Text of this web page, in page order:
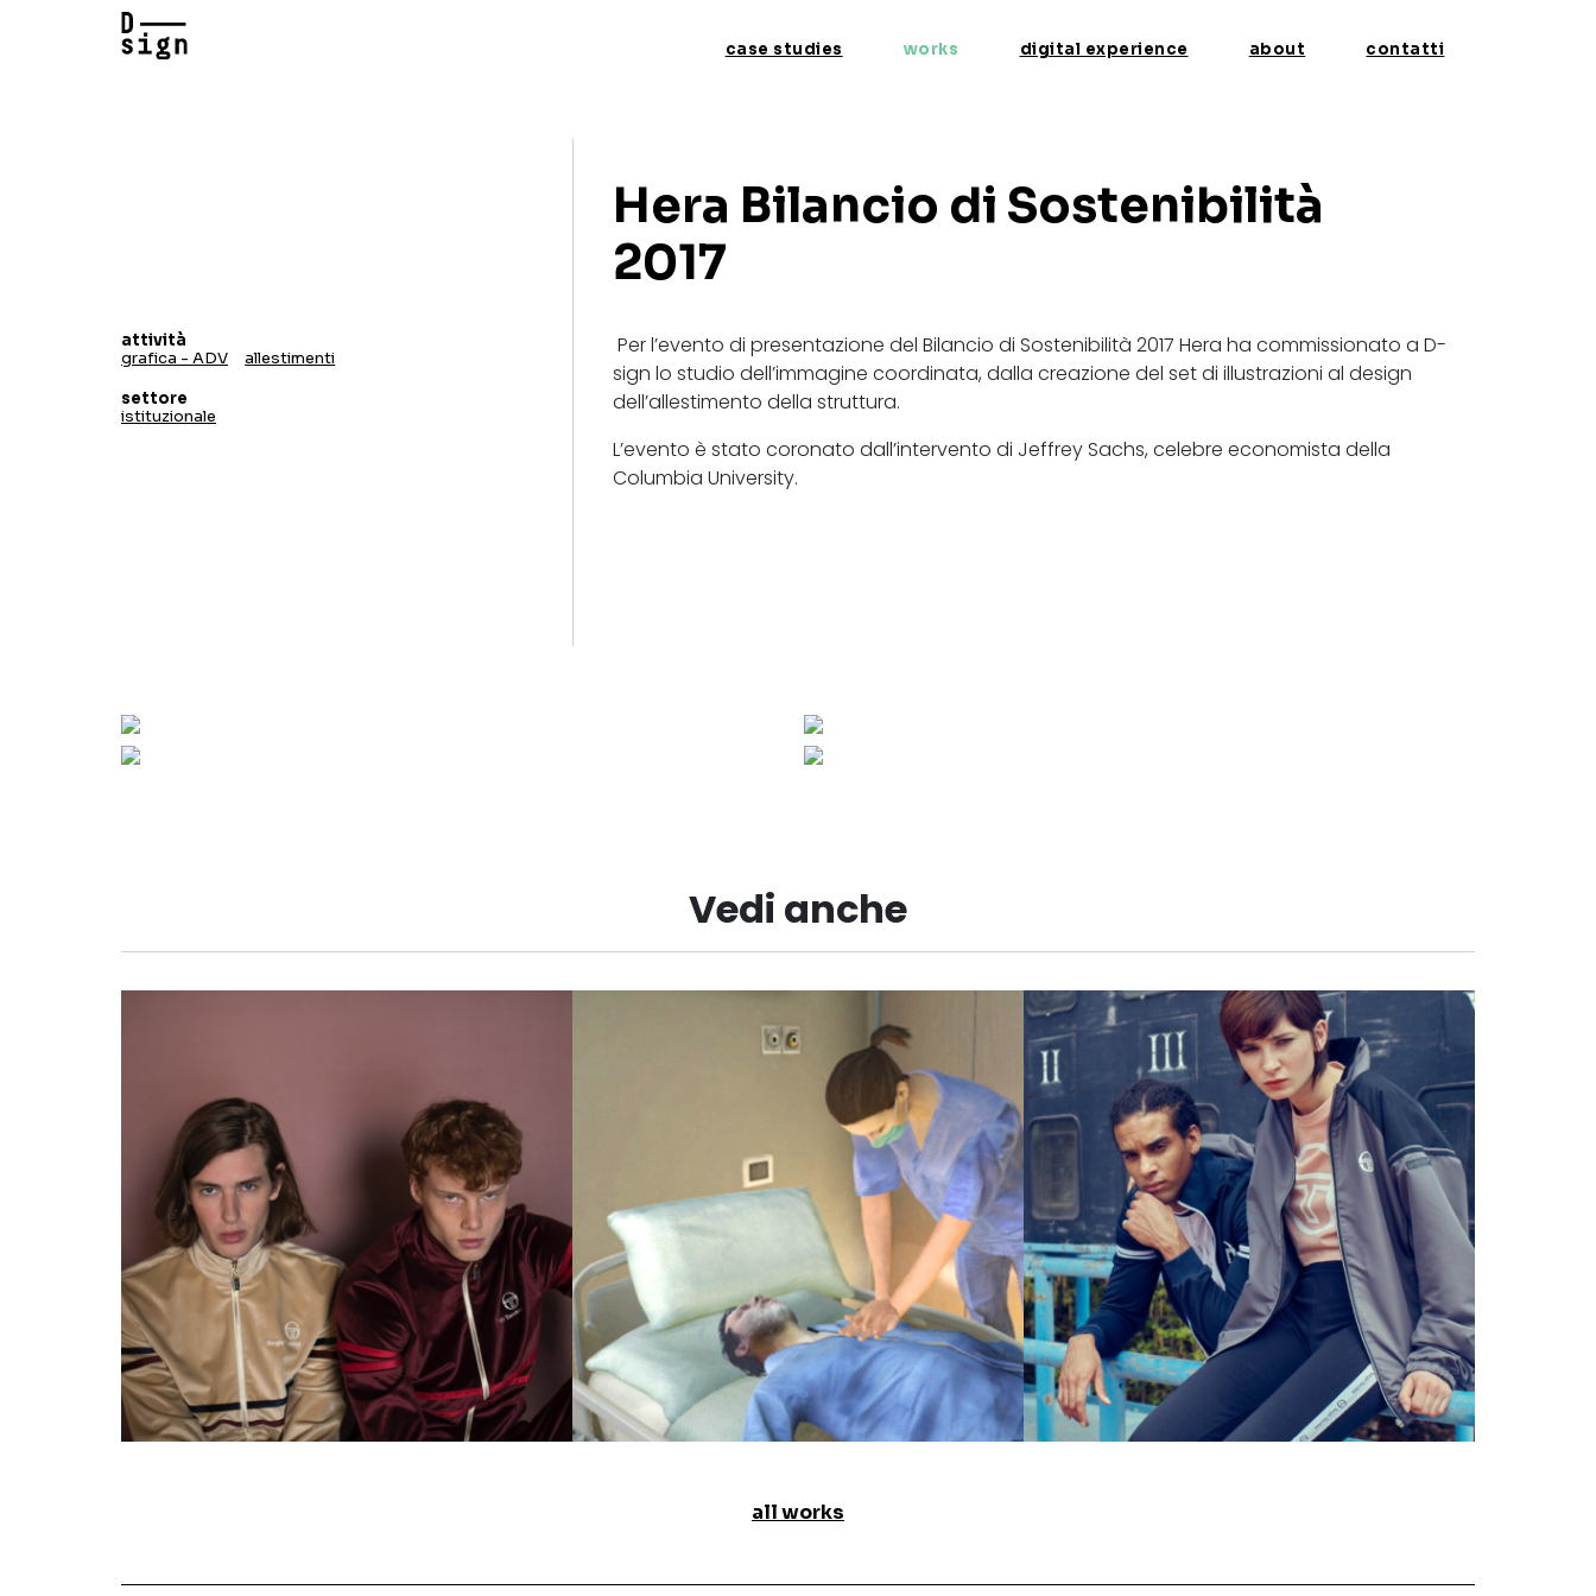
al
Main
case studies works digital experience about contatti
Hera Bilancio di Sostenibilità
2017
attività
grafica - ADV
allestimenti
settore
istituzionale
Per l’evento di presentazione del Bilancio di Sostenibilità 2017 Hera ha commissionato a D-
sign lo studio dell’immagine coordinata, dalla creazione del set di illustrazioni al design
dell’allestimento della struttura.
L’evento è stato coronato dall’intervento di Jeffrey Sachs, celebre economista della
Columbia University.
Vedi anche
all works